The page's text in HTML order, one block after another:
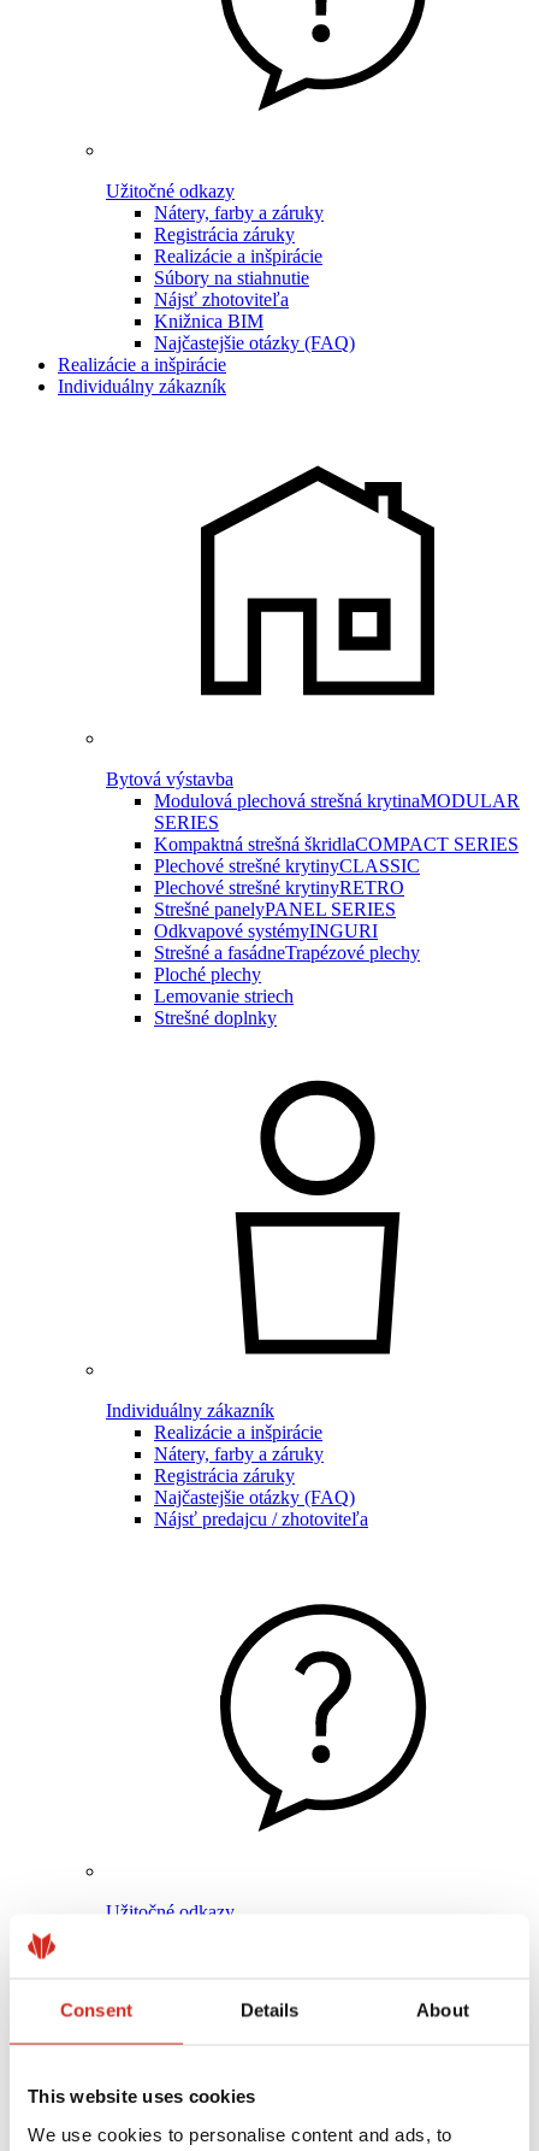
Consent Details About
This website uses cookies
We use cookies to personalise content and ads, to
Užitočné odkazy
Nátery, farby a záruky
Registrácia záruky
Realizácie a inšpirácie
Súbory na stiahnutie
Nájsť zhotoviteľa
Knižnica BIM
Najčastejšie otázky (FAQ)
Realizácie a inšpirácie
Individuálny zákazník
Bytová výstavba
Modulová plechová strešná krytinaMODULAR
SERIES
Kompaktná strešná škridlaCOMPACT SERIES
Plechové strešné krytinyCLASSIC
Plechové strešné krytinyRETRO
Strešné panelyPANEL SERIES
Odkvapové systémyINGURI
Strešné a fasádneTrapézové plechy
Ploché plechy
Lemovanie striech
Strešné doplnky
Individuálny zákazník
Realizácie a inšpirácie
Nátery, farby a záruky
Registrácia záruky
Najčastejšie otázky (FAQ)
Nájsť predajcu / zhotoviteľa
Užitočné odkazy
Súbory na stiahnutie
Nájsť zhotoviteľa
Knižnica BIM